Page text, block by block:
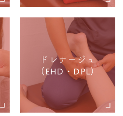
ドレナージュ
(EHD・DPL)